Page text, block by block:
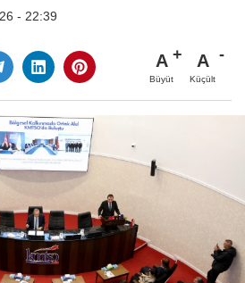
- 22:39
A
Büyüt
A
Küçült